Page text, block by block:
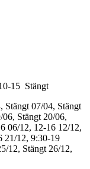
15 Stängt
Stängt 07/04, Stängt
06, Stängt 20/06,
06/12, 12-16 12/12,
21/12, 9:30-19
12, Stängt 26/12,